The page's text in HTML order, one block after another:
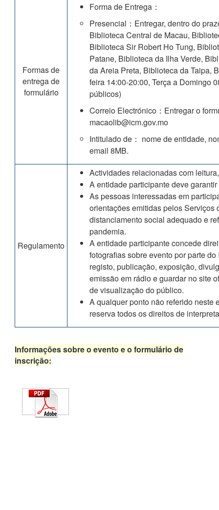
Formas de
entrega de
formulário
Forma de Entrega：
Presencial：Entregar, dentro do
Biblioteca Central de Macau,
Biblioteca Sir Robert Ho Tung,
Patane, Biblioteca da Ilha Verde,
da Areia Preta, Biblioteca da Taipa,
feira 14:00-20:00, Terça a Domingo
públicos)
Correio Electrónico：Entregar o
macaolib@icm.gov.mo
Intitulado de： nome de entidade,
email 8MB.
Regulamento
Actividades relacionadas com
A entidade participante deve
As pessoas interessadas em
orientações emitidas pelos Serviços
distanciamento social adequado e
pandemia.
A entidade participante concede
fotografias sobre evento por parte
registo, publicação, exposição,
emissão em rádio e guardar no site
de visualização do público.
A qualquer ponto não referido neste
reserva todos os direitos de
Informações sobre o evento e o formulário de
inscrição: